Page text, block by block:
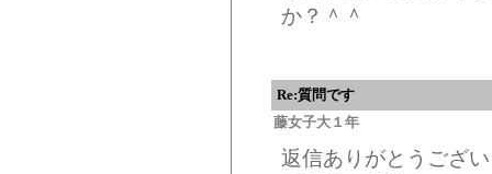
か？＾＾
Re:質問です
藤女子大１年
返信ありがとうござ